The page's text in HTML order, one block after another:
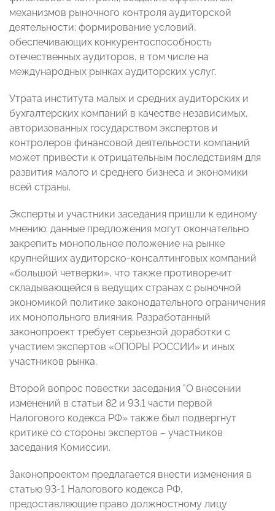
механизмов рыночного контроля аудиторской
деятельности; формирование условий,
обеспечивающих конкурентоспособность
отечественных аудиторов, в том числе на
международных рынках аудиторских услуг.
Утрата института малых и средних аудиторских и
бухгалтерских компаний в качестве независимых,
авторизованных государством экспертов и
контролеров финансовой деятельности компаний
может привести к отрицательным последствиям для
развития малого и среднего бизнеса и экономики
всей страны.
Эксперты и участники заседания пришли к единому
мнению: данные предложения могут окончательно
закрепить монопольное положение на рынке
крупнейших аудиторско-консалтинговых компаний
«большой четверки», что также противоречит
складывающейся в ведущих странах с рыночной
экономикой политике законодательного ограничения
их монопольного влияния. Разработанный
законопроект требует серьезной доработки с
участием экспертов «ОПОРЫ РОССИИ» и иных
участников рынка.
Второй вопрос повестки заседания "О внесении
изменений в статьи 82 и 93.1 части первой
Налогового кодекса РФ» также был подвергнут
критике со стороны экспертов – участников
заседания Комиссии.
Законопроектом предлагается внести изменения в
статью 93-1 Налогового кодекса РФ,
предоставляющие право должностному лицу